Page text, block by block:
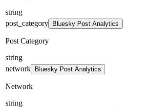
string
post_category
Bluesky Post Analytics
Post Category
string
network
Bluesky Post Analytics
Network
string